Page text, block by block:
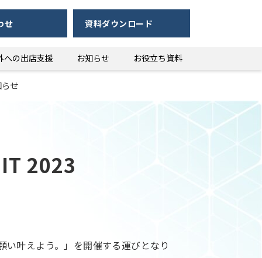
せ 資料ダウンロード
への出店支援 お知らせ お役立ち資料
せ
2023
叶えよう。」を開催する運びとなり